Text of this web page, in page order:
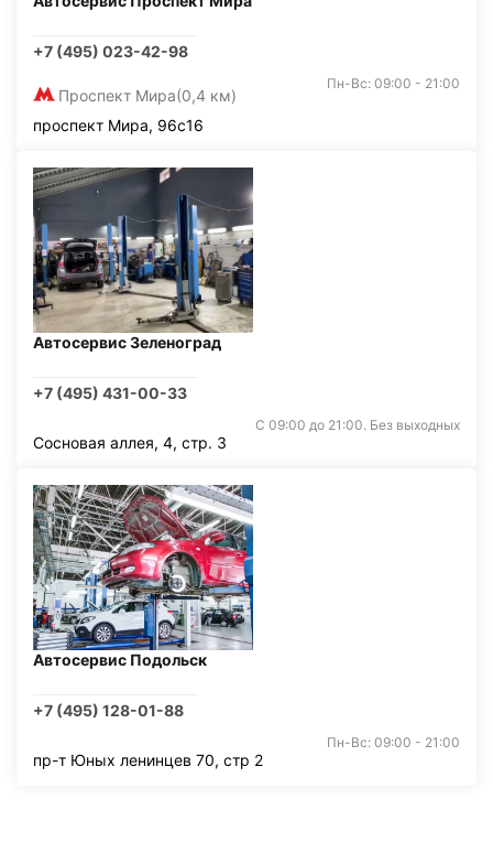
+7 (495) 023-42-98
Проспект Мира(0,4 км)
Пн-Вс: 09:00 - 21:00
проспект Мира, 96с16
Автосервис Зеленоград
+7 (495) 431-00-33
С 09:00 до 21:00. Без выходных
Сосновая аллея, 4, стр. 3
Автосервис Подольск
+7 (495) 128-01-88
Пн-Вс: 09:00 - 21:00
пр-т Юных ленинцев 70, стр 2